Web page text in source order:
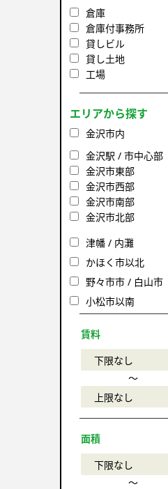
倉庫
倉庫付事務所
貸しビル
貸し土地
工場
エリアから探す
金沢市内
金沢駅 / 市中心部
金沢市東部
金沢市西部
金沢市南部
金沢市北部
津幡 / 内灘
かほく市以北
野々市市 / 白山市
小松市以南
賃料
〜
面積
〜